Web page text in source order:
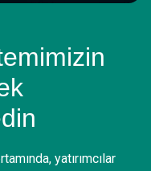
yatırımcılar